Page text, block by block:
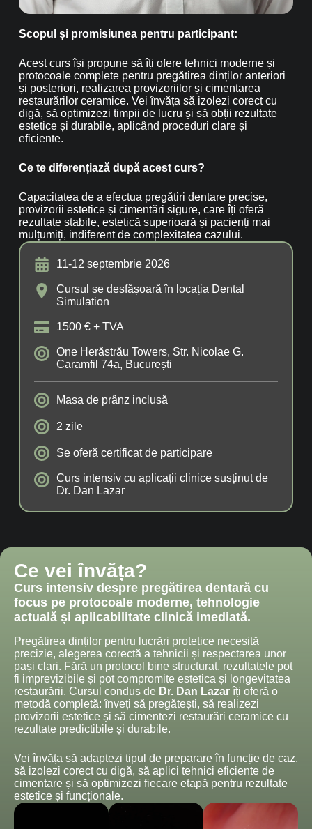
Scopul și promisiunea pentru participant:
Acest curs își propune să îți ofere tehnici moderne și
protocoale complete pentru pregătirea dinților anteriori
și posteriori, realizarea provizoriilor și cimentarea
restaurărilor ceramice. Vei învăța să izolezi corect cu
digă, să optimizezi timpii de lucru și să obții rezultate
estetice și durabile, aplicând proceduri clare și
eficiente.
Ce te diferențiază după acest curs?
Capacitatea de a efectua pregătiri dentare precise,
provizorii estetice și cimentări sigure, care îți oferă
rezultate stabile, estetică superioară și pacienți mai
mulțumiți, indiferent de complexitatea cazului.
11-12 septembrie 2026
Cursul se desfășoară în locația Dental
Simulation
1500 € + TVA
One Herăstrău Towers, Str. Nicolae G.
Caramfil 74a, București
Masa de prânz inclusă
2 zile
Se oferă certificat de participare
Curs intensiv cu aplicații clinice susținut de
Dr. Dan Lazar
Ce vei învăța?
Curs intensiv despre pregătirea dentară cu
focus pe protocoale moderne, tehnologie
actuală și aplicabilitate clinică imediată.
Pregătirea dinților pentru lucrări protetice necesită
precizie, alegerea corectă a tehnicii și respectarea unor
pași clari. Fără un protocol bine structurat, rezultatele pot
fi imprevizibile și pot compromite estetica și longevitatea
restaurării. Cursul condus de Dr. Dan Lazarîți oferă o
metodă completă: înveți să pregătești, să realizezi
provizorii estetice și să cimentezi restaurări ceramice cu
rezultate predictibile și durabile.
Vei învăța să adaptezi tipul de preparare în funcție de caz,
să izolezi corect cu digă, să aplici tehnici eficiente de
cimentare și să optimizezi fiecare etapă pentru rezultate
estetice și funcționale.